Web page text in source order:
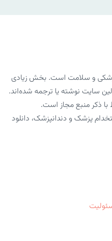
و سلامت است. بخش زیادی
سایت نوشته یا ترجمه شده‌اند.
با ذکر منبع مجاز است.
پزشک و دندانپزشک، دانلود